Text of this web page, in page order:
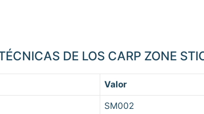
DE LOS CARP ZONE
Valor
SM002